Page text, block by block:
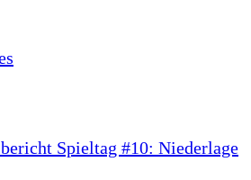
Spieltag #10: Niederlage